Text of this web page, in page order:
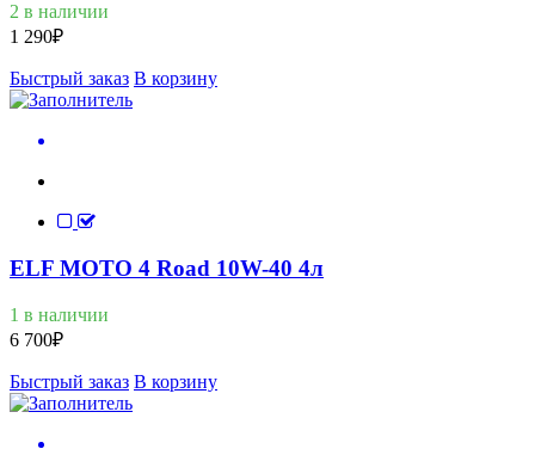
2 в наличии
1 290₽
Быстрый заказ В корзину
ELF MOTO 4 Road 10W-40 4л
1 в наличии
6 700₽
Быстрый заказ В корзину